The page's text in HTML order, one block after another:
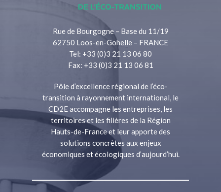
Rue de Bourgogne – Base du 11/19
62750 Loos-en-Gohelle – FRANCE
Tel: +33 (0)3 21 13 06 80
Fax: +33 (0)3 21 13 06 81
Pôle d’excellence régional de l’éco-
transition à rayonnement international, le
CD2E accompagne les entreprises, les
territoires et les filières de la Région
Hauts-de-France et leur apporte des
solutions concrètes aux enjeux
économiques et écologiques d’aujourd’hui.